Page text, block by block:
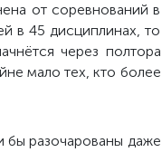
от соревнований в
в 45 дисциплинах, то
через полтора
мало тех, кто более
бы разочарованы даже